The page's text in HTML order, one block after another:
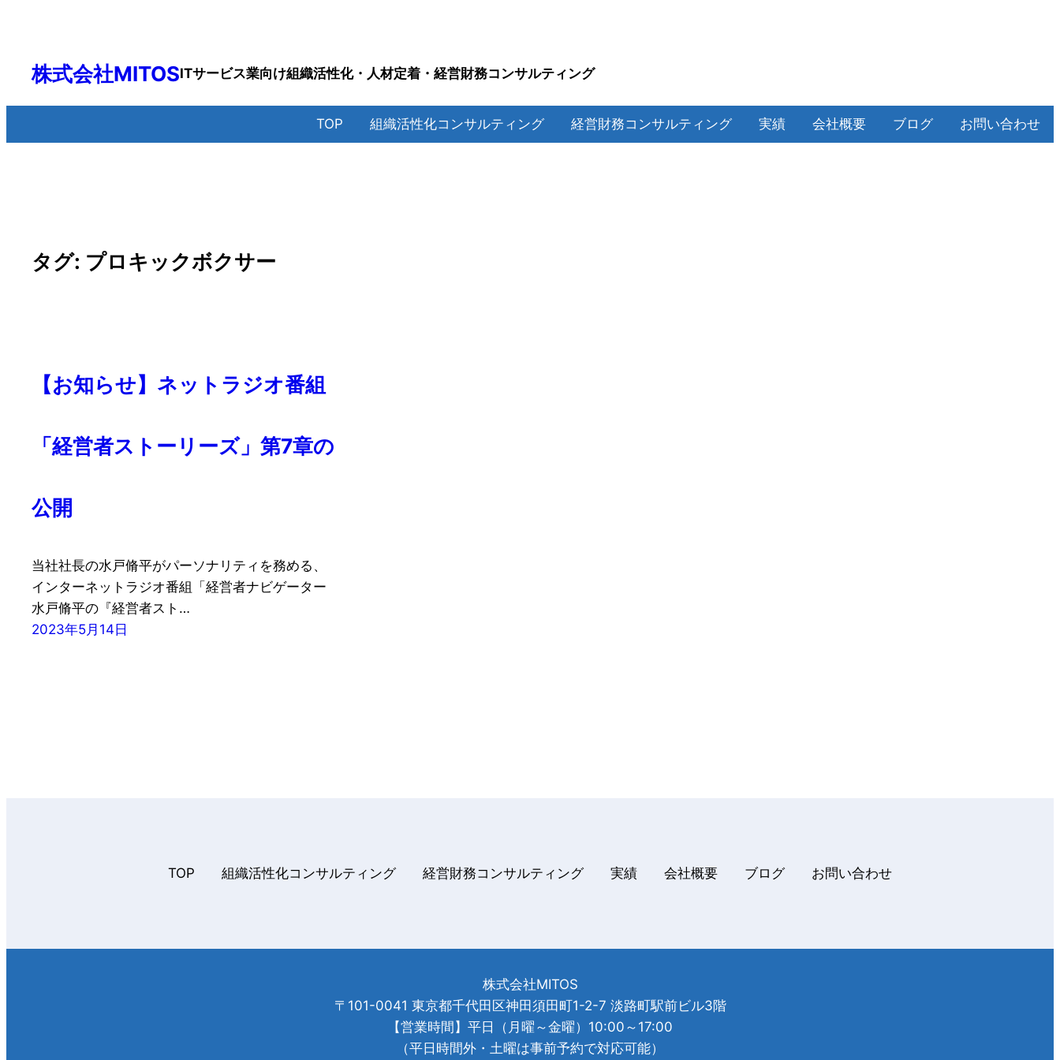
プ
株式会社MITOSITサービス業向け組織活性化・人材定着・経営財務コンサルティング
TOP 組織活性化コンサルティング 経営財務コンサルティング 実績 会社概要 ブログ お問い合わせ
タグ: プロキックボクサー
【お知らせ】ネットラジオ番組
「経営者ストーリーズ」第7章の
公開
当社社長の水戸脩平がパーソナリティを務める、
インターネットラジオ番組「経営者ナビゲーター
水戸脩平の『経営者スト…
2023年5月14日
TOP 組織活性化コンサルティング 経営財務コンサルティング 実績 会社概要 ブログ お問い合わせ
株式会社MITOS
〒101-0041 東京都千代田区神田須田町1-2-7 淡路町駅前ビル3階
【営業時間】平日（月曜～金曜）10:00～17:00
（平日時間外・土曜は事前予約で対応可能）